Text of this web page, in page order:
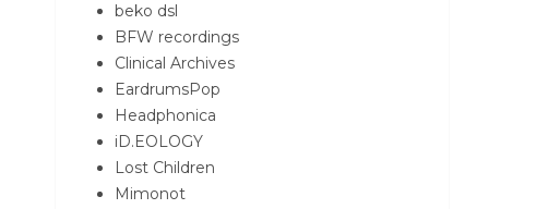
beko dsl
BFW recordings
Clinical Archives
EardrumsPop
Headphonica
iD.EOLOGY
Lost Children
Mimonot